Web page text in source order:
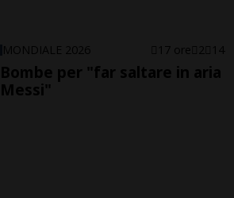
MONDIALE 2026 17 ore 2 14
Bombe per "far saltare in aria
Messi"